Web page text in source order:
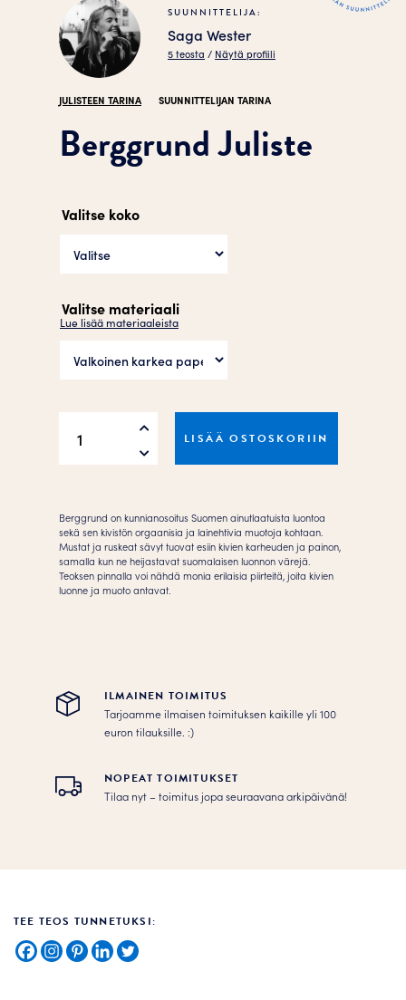
SUUNNITTELIJA:
Saga Wester
5 teosta / Näytä profiili
JULISTEEN TARINA SUUNNITTELIJAN TARINA
Berggrund Juliste
Valitse koko
Valitse materiaali
Lue lisää materiaaleista
Juliste
LISÄÄ OSTOSKORIIN
Berggrund on kunnianosoitus Suomen ainutlaatuista luontoa
sekä sen kivistön orgaanisia ja lainehtivia muotoja kohtaan.
Mustat ja ruskeat sävyt tuovat esiin kivien karheuden ja painon,
samalla kun ne heijastavat suomalaisen luonnon värejä.
Teoksen pinnalla voi nähdä monia erilaisia ​​piirteitä, joita kivien
luonne ja muoto antavat.
ILMAINEN TOIMITUS
Tarjoamme ilmaisen toimituksen kaikille yli 100
euron tilauksille. :­­)
NOPEAT TOIMITUKSET
Tilaa nyt – toimitus jopa seuraavana arkipäivänä!
TEE TEOS TUNNETUKSI: